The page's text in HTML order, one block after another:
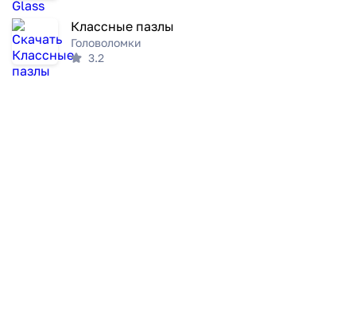
Классные пазлы
Головоломки
3.2